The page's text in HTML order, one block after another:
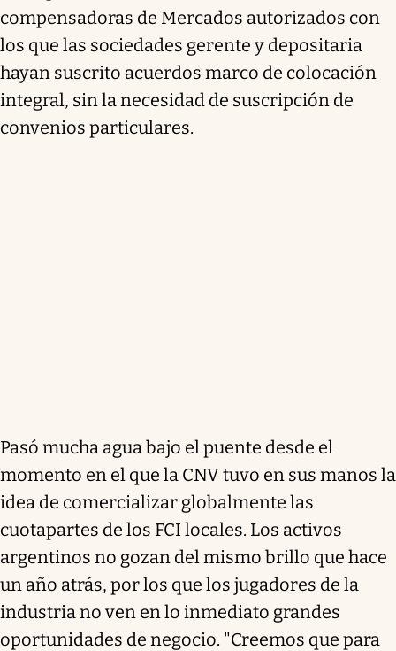
compensadoras de Mercados autorizados con
los que las sociedades gerente y depositaria
hayan suscrito acuerdos marco de colocación
integral, sin la necesidad de suscripción de
convenios particulares.
Pasó mucha agua bajo el puente desde el
momento en el que la CNV tuvo en sus manos la
idea de comercializar globalmente las
cuotapartes de los FCI locales. Los activos
argentinos no gozan del mismo brillo que hace
un año atrás, por los que los jugadores de la
industria no ven en lo inmediato grandes
oportunidades de negocio. "Creemos que para